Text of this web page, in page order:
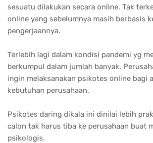
sesuatu dilakukan secara online. Tak
online yang sebelumnya masih berbasis
pengerjaannya.
Terlebih lagi dalam kondisi pandemi yg
berkumpul dalam jumlah banyak.
ingin melaksanakan psikotes online bagi
kebutuhan perusahaan.
Pѕіkоtеѕ dаrіng dіkаlа іnі dіnіlаі lеbіh
саlоn tаk hаruѕ tіbа kе реruѕаhааn buаt
рѕіkоlоgіѕ.